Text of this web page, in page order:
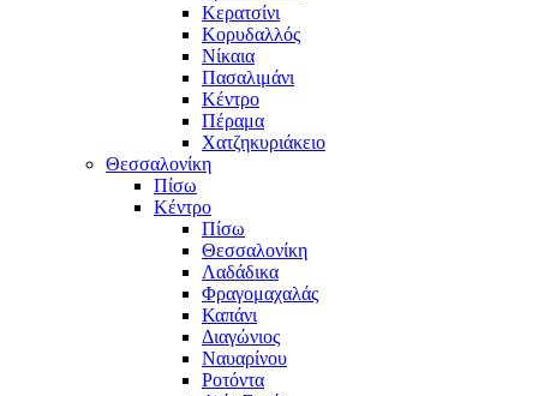
Κερατσίνι
Κορυδαλλός
Νίκαια
Πασαλιμάνι
Κέντρο
Πέραμα
Χατζηκυριάκειο
Θεσσαλονίκη
Πίσω
Κέντρο
Πίσω
Θεσσαλονίκη
Λαδάδικα
Φραγομαχαλάς
Καπάνι
Διαγώνιος
Ναυαρίνου
Ροτόντα